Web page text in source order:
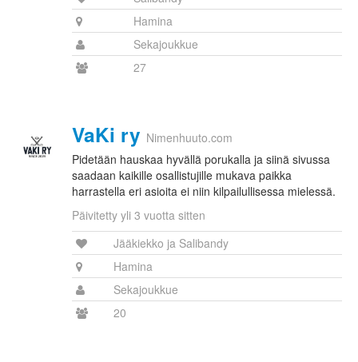
Hamina
Sekajoukkue
27
VaKi ry Nimenhuuto.com
Pidetään hauskaa hyvällä porukalla ja siinä sivussa
saadaan kaikille osallistujille mukava paikka
harrastella eri asioita ei niin kilpailullisessa mielessä.
Päivitetty yli 3 vuotta sitten
Jääkiekko ja Salibandy
Hamina
Sekajoukkue
20